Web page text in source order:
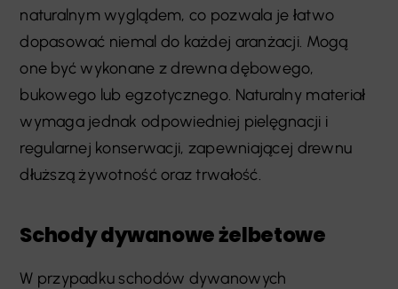
naturalnym wyglądem, co pozwala je łatwo
dopasować niemal do każdej aranżacji. Mogą
one być wykonane z drewna dębowego,
bukowego lub egzotycznego. Naturalny materiał
wymaga jednak odpowiedniej pielęgnacji i
regularnej konserwacji, zapewniającej drewnu
dłuższą żywotność oraz trwałość.
Schody dywanowe żelbetowe
W przypadku schodów dywanowych